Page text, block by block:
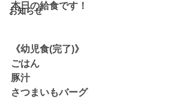
お知らせ
本日の給食です！
《幼児食(完了)》
ごはん
豚汁
さつまいもバーグ